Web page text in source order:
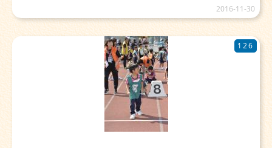
2016-11-30
126